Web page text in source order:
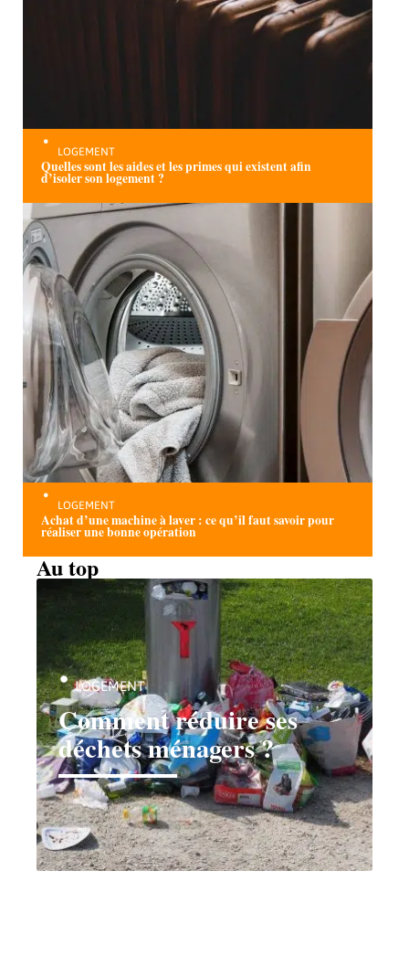
LOGEMENT
Quelles sont les aides et les primes qui existent afin
d’isoler son logement ?
LOGEMENT
Achat d’une machine à laver : ce qu’il faut savoir pour
réaliser une bonne opération
Au top
Comment réduire ses
déchets ménagers ?
LOGEMENT